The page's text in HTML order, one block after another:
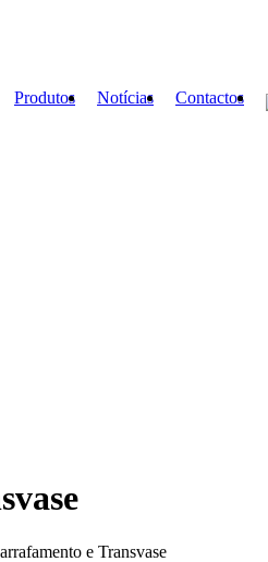
Produtos Notícias Contactos
e Transvase